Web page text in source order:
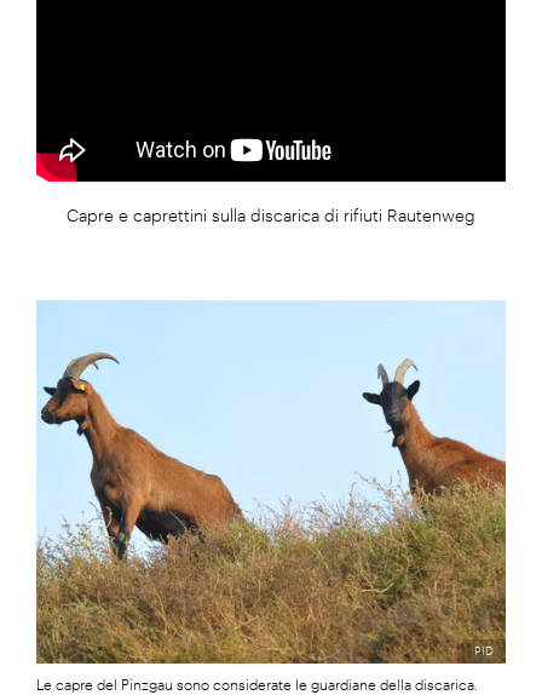
Capre e caprettini sulla discarica di rifiuti Rautenweg
PID
Le capre del Pinzgau sono considerate le guardiane della discarica.